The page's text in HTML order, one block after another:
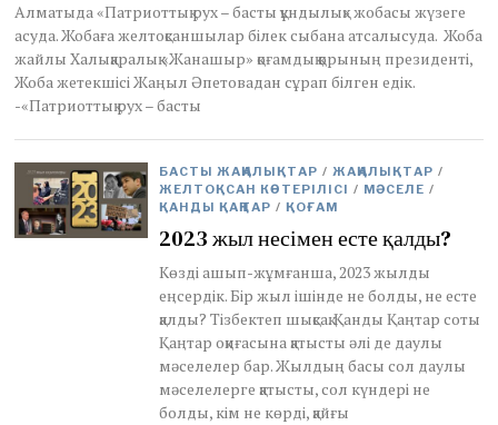
Алматыда «Патриоттық рух – басты құндылық» жобасы жүзеге
асуда. Жобаға желтоқсаншылар білек сыбана атсалысуда. Жоба
жайлы Халықаралық «Жанашыр» қоғамдық қорының президенті,
Жоба жетекшісі Жаңыл Әпетовадан сұрап білген едік.
-«Патриоттық рух – басты
БАСТЫ ЖАҢАЛЫҚТАР / ЖАҢАЛЫҚТАР /
ЖЕЛТОҚСАН КӨТЕРІЛІСІ / МӘСЕЛЕ /
ҚАНДЫ ҚАҢТАР / ҚОҒАМ
2023 жыл несімен есте қалды?
Көзді ашып-жұмғанша, 2023 жылды
еңсердік. Бір жыл ішінде не болды, не есте
қалды? Тізбектеп шықсақ. Қанды Қаңтар соты
Қаңтар оқиғасына қатысты әлі де даулы
мәселелер бар. Жылдың басы сол даулы
мәселелерге қатысты, сол күндері не
болды, кім не көрді, қайғы